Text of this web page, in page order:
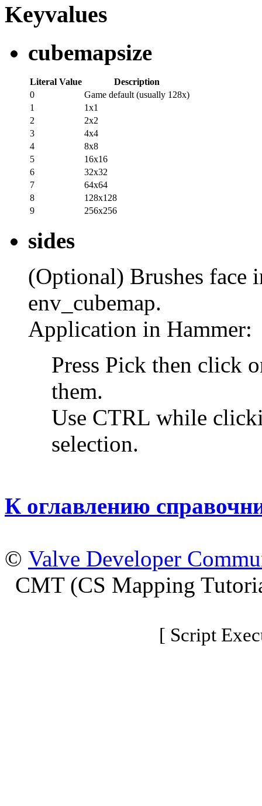
Keyvalues
cubemapsize
Literal Value
Description
0
Game default (usually 128x)
1
1x1
2
2x2
3
4x4
4
8x8
5
16x16
6
32x32
7
64x64
8
128x128
9
256x256
sides
(Optional) Brushes face
env_cubemap.
Application in Hammer:
Press Pick then click
them.
Use CTRL while
selection.
К оглавлению
© Valve Developer
CMT (CS Mapping
[ Script